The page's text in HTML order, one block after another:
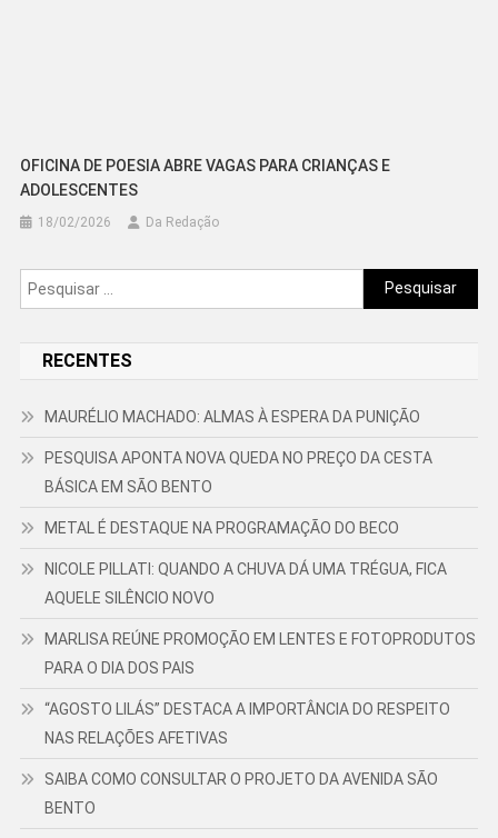
OFICINA DE POESIA ABRE VAGAS PARA CRIANÇAS E
ADOLESCENTES
18/02/2026 Da Redação
Pesquisar
por:
RECENTES
MAURÉLIO MACHADO: ALMAS À ESPERA DA PUNIÇÃO
PESQUISA APONTA NOVA QUEDA NO PREÇO DA CESTA
BÁSICA EM SÃO BENTO
METAL É DESTAQUE NA PROGRAMAÇÃO DO BECO
NICOLE PILLATI: QUANDO A CHUVA DÁ UMA TRÉGUA, FICA
AQUELE SILÊNCIO NOVO
MARLISA REÚNE PROMOÇÃO EM LENTES E FOTOPRODUTOS
PARA O DIA DOS PAIS
“AGOSTO LILÁS” DESTACA A IMPORTÂNCIA DO RESPEITO
NAS RELAÇÕES AFETIVAS
SAIBA COMO CONSULTAR O PROJETO DA AVENIDA SÃO
BENTO